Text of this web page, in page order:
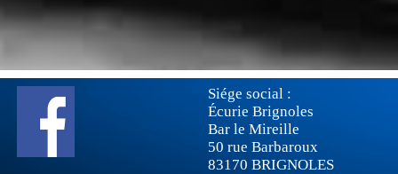
Siége social : Tél :
Écurie Brignoles
Bar le Mireille
50 rue Barbaroux
83170 BRIGNOLES